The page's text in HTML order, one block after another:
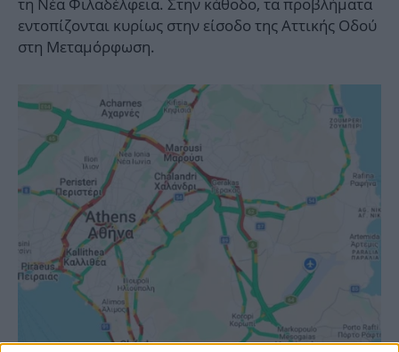
τη Νέα Φιλαδέλφεια. Στην κάθοδο, τα προβλήματα
εντοπίζονται κυρίως στην είσοδο της Αττικής Οδού
στη Μεταμόρφωση.